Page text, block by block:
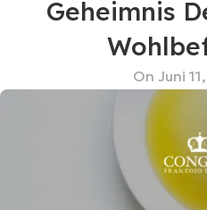
Geheimnis
On Juni